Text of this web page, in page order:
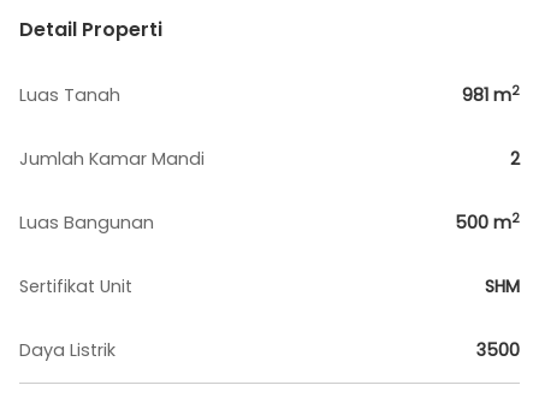
Detail Properti
Luas Tanah 981 m2
Jumlah Kamar Mandi 2
Luas Bangunan 500 m2
Sertifikat Unit SHM
Daya Listrik 3500